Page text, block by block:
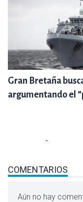
Gran Bretaña
argumentando el
COMENTARIOS
Aún no hay